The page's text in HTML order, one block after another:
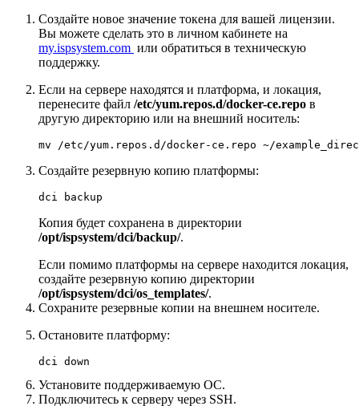
Создайте новое значение токена для вашей лицензии.
Вы можете сделать это в личном кабинете на
my.ispsystem.com или обратиться в техническую
поддержку.
Если на сервере находятся и платформа, и локация,
перенесите файл /etc/yum.repos.d/docker-ce.repo в
другую директорию или на внешний носитель:
mv /etc/yum.repos.d/docker-ce.repo ~/
Создайте резервную копию платформы:
dci backup
Копия будет сохранена в директории
/opt/ispsystem/dci/backup/.
Если помимо платформы на сервере находится локация,
создайте резервную копию директории
/opt/ispsystem/dci/os_templates/.
Сохраните резервные копии на внешнем носителе.
Остановите платформу:
dci down
Установите поддерживаемую ОС.
Подключитесь к серверу через SSH.